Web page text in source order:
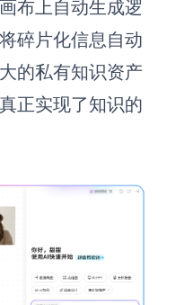
布上自动生成逻
碎片化信息自动
的私有知识资产
正实现了知识的